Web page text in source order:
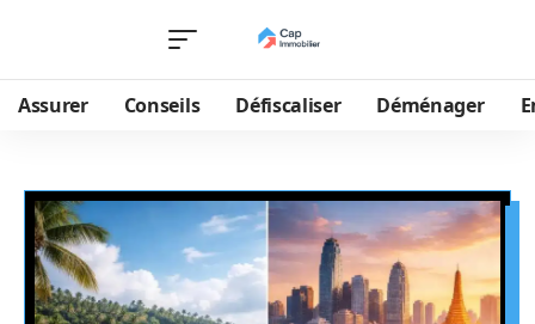
Assurer Conseils Défiscaliser Déménager